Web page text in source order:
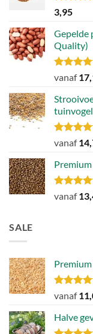
4.79
3,95
Gepelde
Quality)
uit 5
vanaf
uit 5
vanaf
uit 5
vanaf
SALE
uit 5
vanaf
Halve